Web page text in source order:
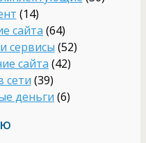
(14)
сайта (64)
сервисы (52)
сайта (42)
сети (39)
деньги (6)